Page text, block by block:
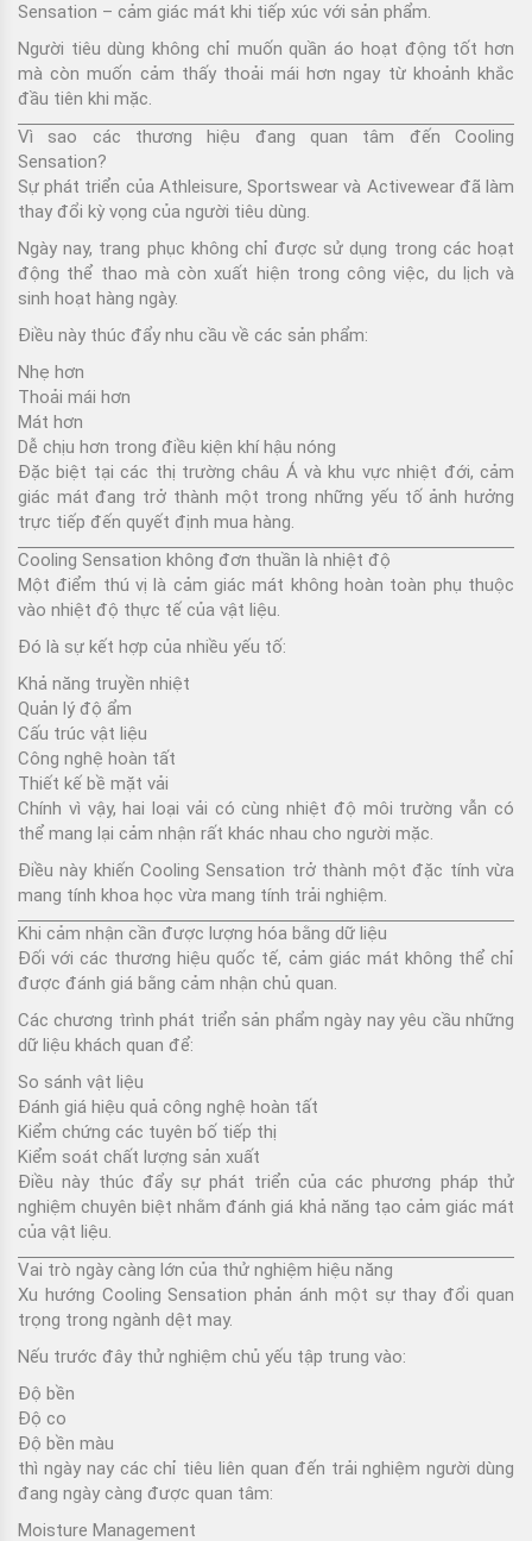
Sensation – cảm giác mát khi tiếp xúc với sản phẩm.
Người tiêu dùng không chỉ muốn quần áo hoạt động tốt hơn
mà còn muốn cảm thấy thoải mái hơn ngay từ khoảnh khắc
đầu tiên khi mặc.
Vì sao các thương hiệu đang quan tâm đến Cooling
Sensation?
Sự phát triển của Athleisure, Sportswear và Activewear đã làm
thay đổi kỳ vọng của người tiêu dùng.
Ngày nay, trang phục không chỉ được sử dụng trong các hoạt
động thể thao mà còn xuất hiện trong công việc, du lịch và
sinh hoạt hàng ngày.
Điều này thúc đẩy nhu cầu về các sản phẩm:
Nhẹ hơn
Thoải mái hơn
Mát hơn
Dễ chịu hơn trong điều kiện khí hậu nóng
Đặc biệt tại các thị trường châu Á và khu vực nhiệt đới, cảm
giác mát đang trở thành một trong những yếu tố ảnh hưởng
trực tiếp đến quyết định mua hàng.
Cooling Sensation không đơn thuần là nhiệt độ
Một điểm thú vị là cảm giác mát không hoàn toàn phụ thuộc
vào nhiệt độ thực tế của vật liệu.
Đó là sự kết hợp của nhiều yếu tố:
Khả năng truyền nhiệt
Quản lý độ ẩm
Cấu trúc vật liệu
Công nghệ hoàn tất
Thiết kế bề mặt vải
Chính vì vậy, hai loại vải có cùng nhiệt độ môi trường vẫn có
thể mang lại cảm nhận rất khác nhau cho người mặc.
Điều này khiến Cooling Sensation trở thành một đặc tính vừa
mang tính khoa học vừa mang tính trải nghiệm.
Khi cảm nhận cần được lượng hóa bằng dữ liệu
Đối với các thương hiệu quốc tế, cảm giác mát không thể chỉ
được đánh giá bằng cảm nhận chủ quan.
Các chương trình phát triển sản phẩm ngày nay yêu cầu những
dữ liệu khách quan để:
So sánh vật liệu
Đánh giá hiệu quả công nghệ hoàn tất
Kiểm chứng các tuyên bố tiếp thị
Kiểm soát chất lượng sản xuất
Điều này thúc đẩy sự phát triển của các phương pháp thử
nghiệm chuyên biệt nhằm đánh giá khả năng tạo cảm giác mát
của vật liệu.
Vai trò ngày càng lớn của thử nghiệm hiệu năng
Xu hướng Cooling Sensation phản ánh một sự thay đổi quan
trọng trong ngành dệt may.
Nếu trước đây thử nghiệm chủ yếu tập trung vào:
Độ bền
Độ co
Độ bền màu
thì ngày nay các chỉ tiêu liên quan đến trải nghiệm người dùng
đang ngày càng được quan tâm:
Moisture Management